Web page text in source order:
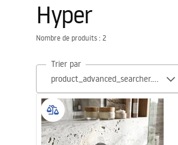
Portes de douche
Cuvettes WC, bidets
Hyper
Nombre de produits : 2
Trier par